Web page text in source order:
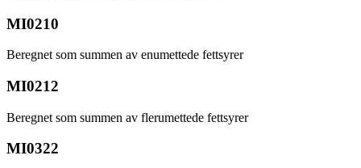
MI0210
Beregnet som summen av enumettede fettsyrer
MI0212
Beregnet som summen av flerumettede fettsyrer
MI0322